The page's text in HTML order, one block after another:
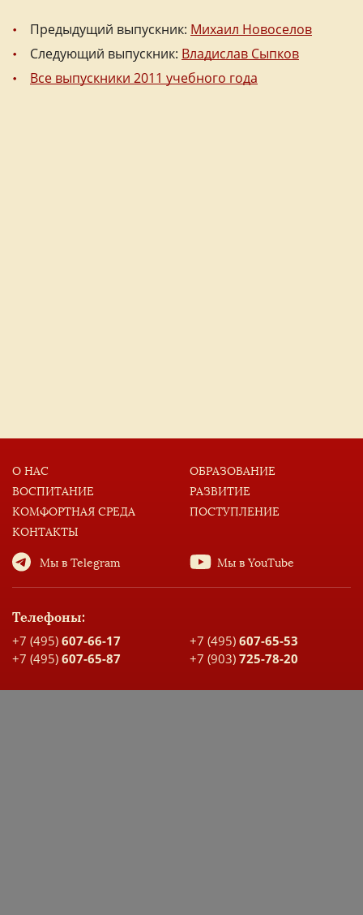
Предыдущий выпускник: Михаил Новоселов
Следующий выпускник: Владислав Сыпков
Все выпускники 2011 учебного года
О НАС
ОБРАЗОВАНИЕ
ВОСПИТАНИЕ
РАЗВИТИЕ
КОМФОРТНАЯ СРЕДА
ПОСТУПЛЕНИЕ
КОНТАКТЫ
Мы в Telegram Мы в YouTube
Телефоны:
+7 (495) 607-66-17 +7 (495) 607-65-53
+7 (495) 607-65-87 +7 (903) 725-78-20